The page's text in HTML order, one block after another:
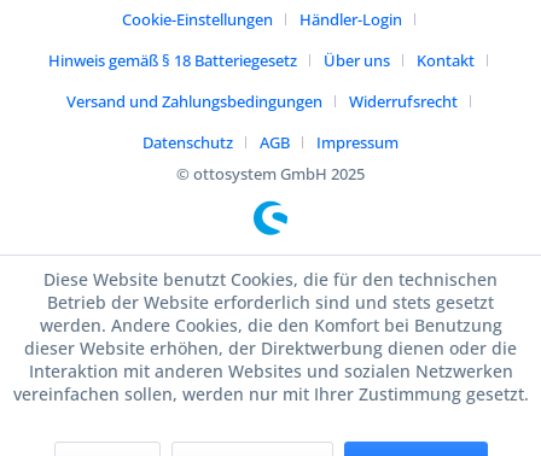
Cookie-Einstellungen
Händler-Login
Hinweis gemäß § 18 Batteriegesetz
Über uns
Kontakt
Versand und Zahlungsbedingungen
Widerrufsrecht
Datenschutz
AGB
Impressum
© ottosystem GmbH 2025
Diese Website benutzt Cookies, die für den technischen
Betrieb der Website erforderlich sind und stets gesetzt
werden. Andere Cookies, die den Komfort bei Benutzung
dieser Website erhöhen, der Direktwerbung dienen oder die
Interaktion mit anderen Websites und sozialen Netzwerken
vereinfachen sollen, werden nur mit Ihrer Zustimmung gesetzt.